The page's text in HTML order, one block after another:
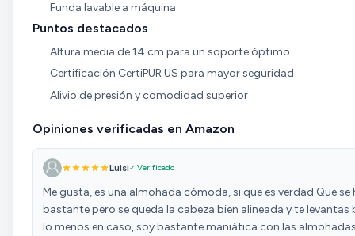
Funda lavable a máquina
Puntos destacados
Altura media de 14 cm para un soporte óptimo
Certificación CertiPUR US para mayor seguridad
Alivio de presión y comodidad superior
Opiniones verificadas en Amazon
Luisi✓ Verificado
Me gusta, es una almohada cómoda, si que es verdad Que se
bastante pero se queda la cabeza bien alineada y te levantas
lo menos en caso, soy bastante maniática con las